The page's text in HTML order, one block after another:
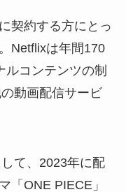
契約する方にとっ
Netflixは年間170
コンテンツの制
動画配信サービ
て、2023年に配
「ONE PIECE」